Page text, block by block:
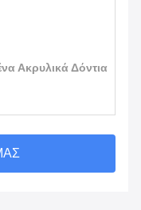
Ακρυλικά Δόντια
ΜΑΣ